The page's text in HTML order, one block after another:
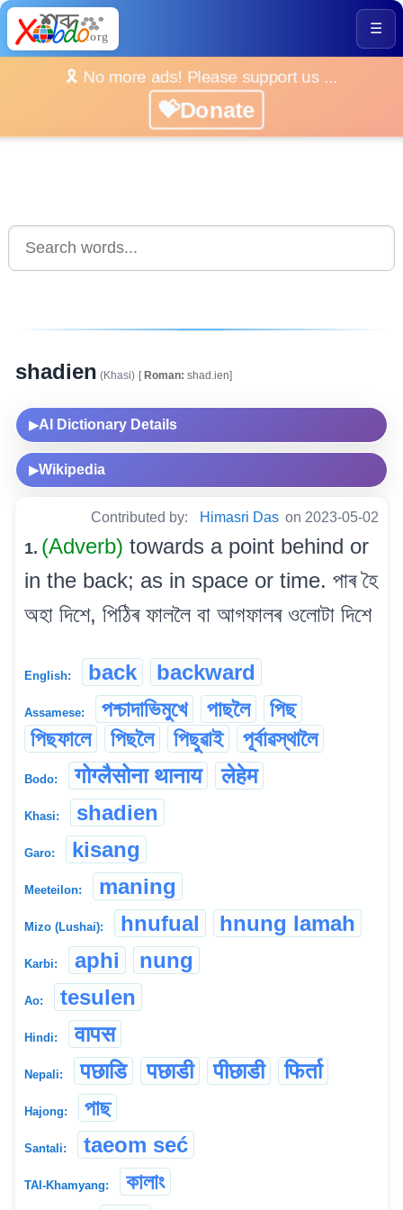
☰
🎗️ No more ads! Please support us ...
💝Donate
shadien (Khasi) [Roman: shad.ien]
▶AI Dictionary Details
▶Wikipedia
Contributed by: Himasri Das on 2023-05-02
1. (Adverb) towards a point behind or
in the back; as in space or time. পাৰ হৈ
অহা দিশে, পিঠিৰ ফাললৈ বা আগফালৰ ওলোটা দিশে
English: back backward
Assamese: পশ্চাদাভিমুখে পাছলৈ
পিছ
পিছফালে
পিছলৈ পিছুৱাই পূৰ্বাৱস্থালৈ
Bodo: गोग्लैसोना थानाय लेहेम
Khasi: shadien
Garo: kisang
Meeteilon: maning
Mizo (Lushai): hnufual hnung lamah
Karbi: aphi nung
Ao: tesulen
Hindi: वापस
Nepali: पछाडि पछाडी पीछाडी फिर्ता
Hajong: পাছ
Santali: taeom seć
TAI-Khamyang:
কালাং